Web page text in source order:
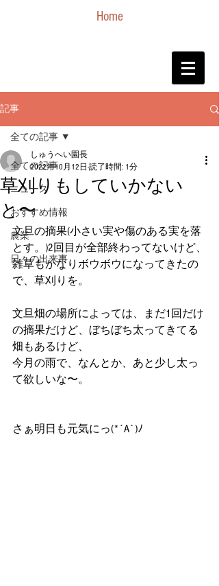
Home
記事
全ての記事
ニュース
おすすめ情報
農業
日々の出来事
全ての記事
草刈りもしていかない
と〜
しゅうへい園長
2022年10月12日 読了時間: 1分
文旦の摘果(小さい実や傷のある実を落
とす。)2回目が全部終わってないけど、
雑草もかなりボウボウになってきたの
で、草刈りを。
文旦畑の場所によっては、まだ1回だけ
の摘果だけど、ぼちぼち太ってきてる
畑もあるけど、
今月の雨で、なんとか、あと少し太っ
て欲しいな〜。
さぁ明日も元気にっ(*´A`)ﾉ